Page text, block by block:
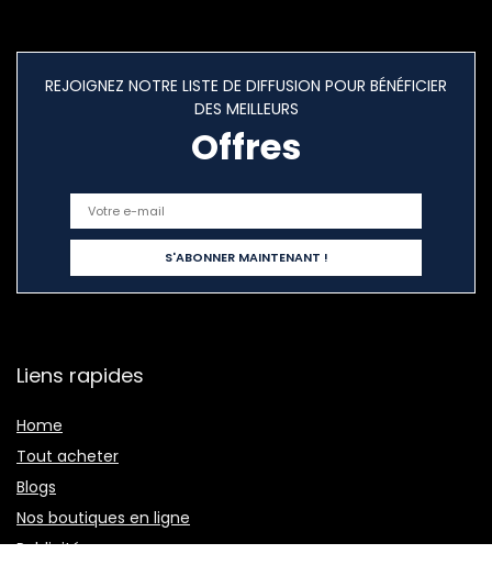
REJOIGNEZ NOTRE LISTE DE DIFFUSION POUR BÉNÉFICIER
DES MEILLEURS
Offres
Liens rapides
Home
Tout acheter
Blogs
Nos boutiques en ligne
Publicité